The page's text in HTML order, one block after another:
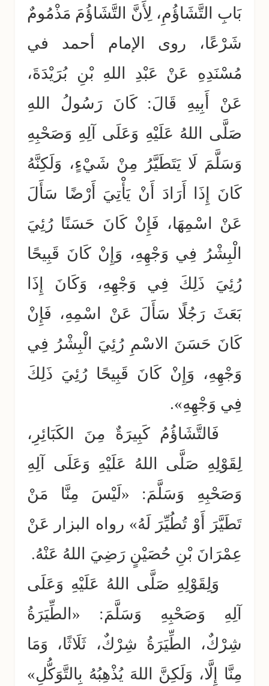
بَابِ التَّشَاؤُمِ، لِأَنَّ التَّشَاؤُمَ مَذْمُومٌ
شَرْعًا، روى الإمام أحمد في
مُسْنَدِهِ عَنْ عَبْدِ اللهِ بْنِ بُرَيْدَةَ،
عَنْ أَبِيهِ قَالَ: كَانَ رَسُولُ اللهِ
صَلَّى اللهُ عَلَيْهِ وَعَلَى آلِهِ وَصَحْبِهِ
وَسَلَّمَ لَا يَتَطَيَّرُ مِنْ شَيْءٍ، وَلَكِنَّهُ
كَانَ إِذَا أَرَادَ أَنْ يَأْتِيَ أَرْضًا سَأَلَ
عَنْ اسْمِهَا، فَإِنْ كَانَ حَسَنًا رُئِيَ
الْبِشْرُ فِي وَجْهِهِ، وَإِنْ كَانَ قَبِيحًا
رُئِيَ ذَلِكَ فِي وَجْهِهِ، وَكَانَ إِذَا
بَعَثَ رَجُلًا سَأَلَ عَنْ اسْمِهِ، فَإِنْ
كَانَ حَسَنَ الاسْمِ رُئِيَ الْبِشْرُ فِي
وَجْهِهِ، وَإِنْ كَانَ قَبِيحًا رُئِيَ ذَلِكَ
فِي وَجْهِهِ».
فَالتَّشَاؤُمُ كَبِيرَةٌ مِنَ الكَبَائِرِ،
لِقَوْلِهِ صَلَّى اللهُ عَلَيْهِ وَعَلَى آلِهِ
وَصَحْبِهِ وَسَلَّمَ: «لَيْسَ مِنَّا مَنْ
تَطَيَّرَ أَوْ تُطُيِّرَ لَهُ» رواه البزار عَنْ
عِمْرَانَ بْنِ حُصَيْنٍ رَضِيَ اللهُ عَنْهُ.
وَلِقَوْلِهِ صَلَّى اللهُ عَلَيْهِ وَعَلَى
آلِهِ وَصَحْبِهِ وَسَلَّمَ: «الطِّيَرَةُ
شِرْكٌ، الطِّيَرَةُ شِرْكٌ، ثَلَاثًا، وَمَا
مِنَّا إِلَّا، وَلَكِنَّ اللهَ يُذْهِبُهُ بِالتَّوَكُّلِ»